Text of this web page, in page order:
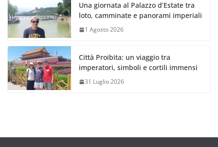
Una giornata al Palazzo d’Estate tra
loto, camminate e panorami imperiali
1 Agosto 2026
Città Proibita: un viaggio tra
imperatori, simboli e cortili immensi
31 Luglio 2026